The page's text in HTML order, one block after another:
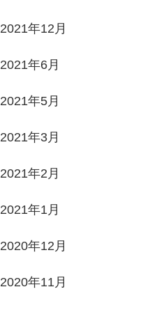
2021年12月
2021年6月
2021年5月
2021年3月
2021年2月
2021年1月
2020年12月
2020年11月